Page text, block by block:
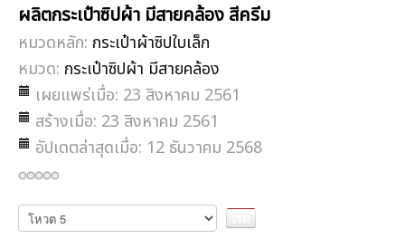
ผลิตกระเป๋าซิปผ้า มีสายคล้อง สีครีม
หมวดหลัก: กระเป๋าผ้าซิปใบเล็ก
หมวด: กระเป๋าซิปผ้า มีสายคล้อง
เผยแพร่เมื่อ: 23 สิงหาคม 2561
สร้างเมื่อ: 23 สิงหาคม 2561
อัปเดตล่าสุดเมื่อ: 12 ธันวาคม 2568
กรุณา
ให้